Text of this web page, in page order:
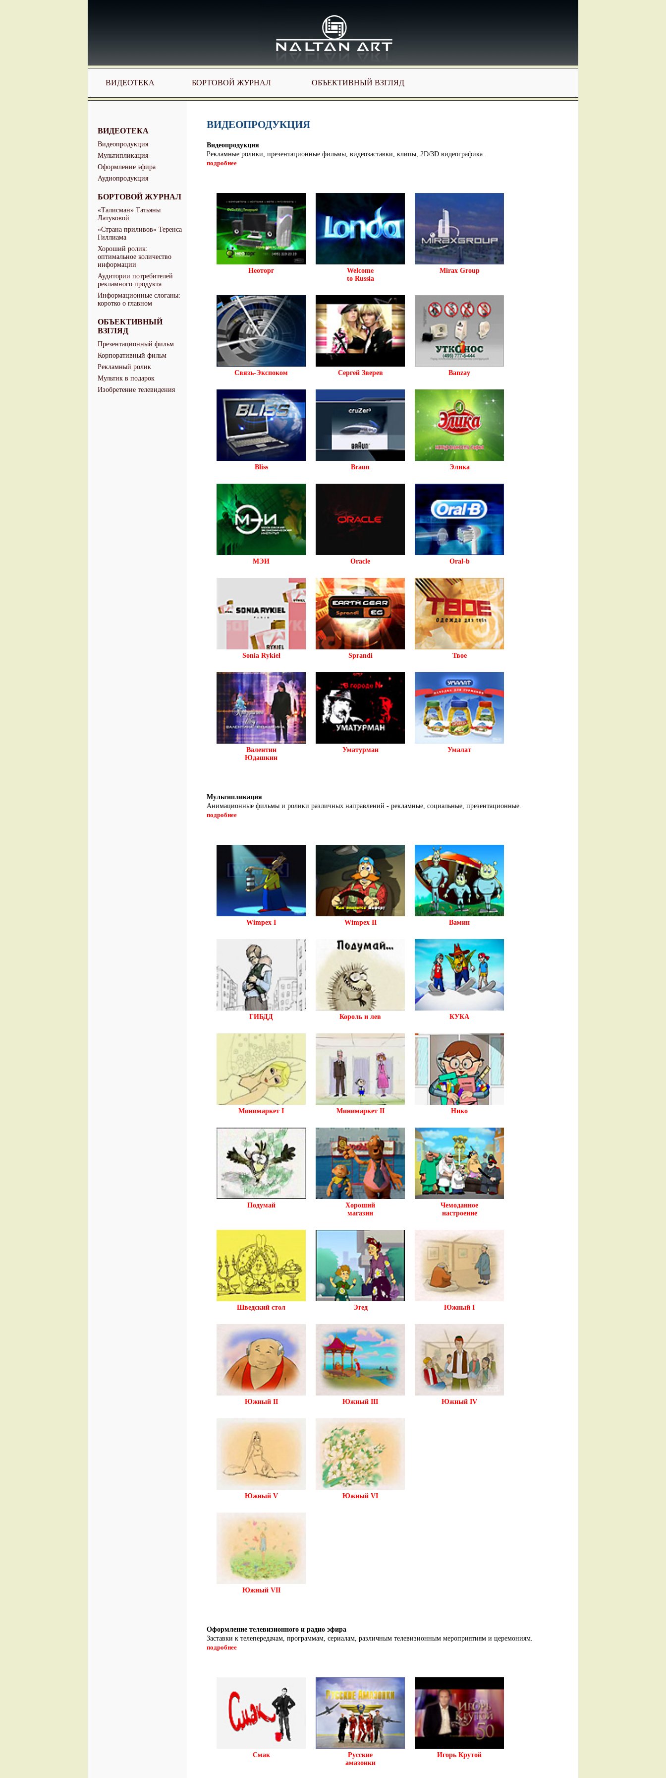
ВИДЕОТЕКА БОРТОВОЙ ЖУРНАЛ ОБЪЕКТИВНЫЙ ВЗГЛЯД
ВИДЕОТЕКА
Видеопродукция
Мультипликация
Оформление эфира
Аудиопродукция
БОРТОВОЙ ЖУРНАЛ
«Талисман» Татьяны
Латуковой
«Страна приливов» Теренса
Гиллиама
Хороший ролик:
оптимальное количество
информации
Аудитории потребителей
рекламного продукта
Информационные слоганы:
коротко о главном
ОБЪЕКТИВНЫЙ
ВЗГЛЯД
Презентационный фильм
Корпоративный фильм
Рекламный ролик
Мультик в подарок
Изобретение телевидения
ВИДЕОПРОДУКЦИЯ
Видеопродукция
Рекламные ролики, презентационные фильмы, видеозаставки, клипы, 2D/3D видеографика.
подробнее
Неоторг
Welcome
to Russia
Mirax Group
Связь-Экспоком Сергей Зверев Banzay
Bliss Braun Элика
МЭИ Oracle Oral-b
Sonia Rykiel Sprandi Твое
Валентин
Юдашкин
Уматурман Умалат
Мультипликация
Анимационные фильмы и ролики различных направлений - рекламные, социальные, презентационные.
подробнее
Wimpex I Wimpex II Вамин
ГИБДД Король и лев КУКА
Минимаркет I Минимаркет II Нико
Подумай
Хороший
магазин
Чемоданное
настроение
Шведский стол Эгед Южный I
Южный II Южный III Южный IV
Южный V Южный VI
Южный VII
Оформление телевизионного и радио эфира
Заставки к телепередачам, программам, сериалам, различным телевизионным мероприятиям и церемониям.
подробнее
Смак
Русские
амазонки
Игорь Крутой